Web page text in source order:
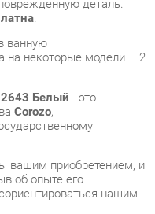
Белый- это
Corozo
приобретением, и
нашим
мессенджеры
между собой в